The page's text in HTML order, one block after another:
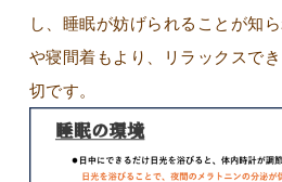
し、睡眠が妨げられることが知
や寝間着もより、リラックスで
切です。